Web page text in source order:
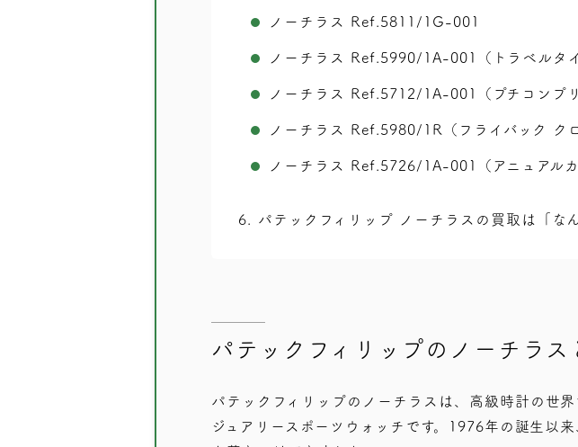
ノーチラス Ref.5811/1G-001
ノーチラス Ref.5990/1A-001（トラベルタ
ノーチラス Ref.5712/1A-001（プチコンプ
ノーチラス Ref.5980/1R（フライバック ク
ノーチラス Ref.5726/1A-001（アニュアルカ
6 パテックフィリップ ノーチラスの買取は「な
パテックフィリップのノーチラス
パテックフィリップのノーチラスは、高級時計の世
ジュアリースポーツウォッチです。1976年の誕生以